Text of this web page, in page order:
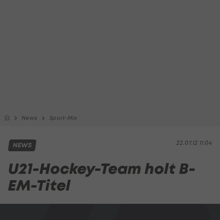
News Sport-Mix
22.07.12 11:04
NEWS
U21-Hockey-Team holt B-
EM-Titel